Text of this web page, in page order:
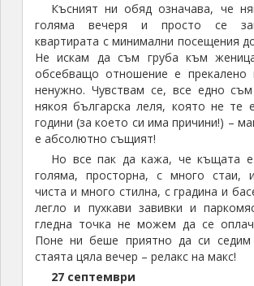
Късният ни обяд означава, че
голяма вечеря и просто се
квартирата с минимални посещения
Не искам да съм груба към
обсебващо отношение е прекалено
ненужно. Чувствам се, все едно
някоя българска леля, която не те
години (за което си има причини!) –
е абсолютно същият!
Но все пак да кажа, че къщата е
голяма, просторна, с много стаи,
чиста и много стилна, с градина и
легло и пухкави завивки и
гледна точка не можем да се
Поне ни беше приятно да си седим
стаята цяла вечер – релакс на макс!
27 септември